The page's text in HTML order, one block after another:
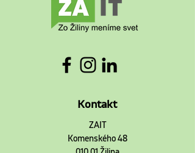
Kontakt
ZAIT
Komenského 48